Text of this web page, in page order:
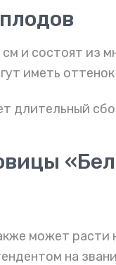
и состоят из
иметь
длительный
может расти
на